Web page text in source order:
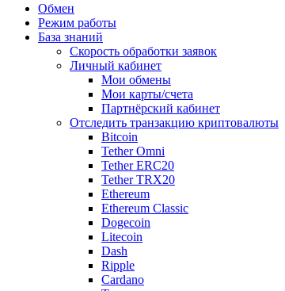
Обмен
Режим работы
База знаний
Скорость обработки заявок
Личный кабинет
Мои обмены
Мои карты/счета
Партнёрский кабинет
Отследить транзакцию криптовалюты
Bitcoin
Tether Omni
Tether ERC20
Tether TRX20
Ethereum
Ethereum Classic
Dogecoin
Litecoin
Dash
Ripple
Cardano